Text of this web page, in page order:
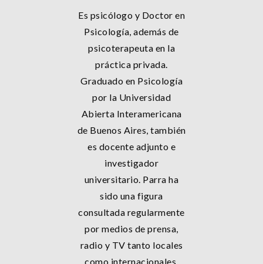
Es psicólogo y Doctor en
Psicología, además de
psicoterapeuta en la
práctica privada.
Graduado en Psicología
por la Universidad
Abierta Interamericana
de Buenos Aires, también
es docente adjunto e
investigador
universitario. Parra ha
sido una figura
consultada regularmente
por medios de prensa,
radio y TV tanto locales
como internacionales.